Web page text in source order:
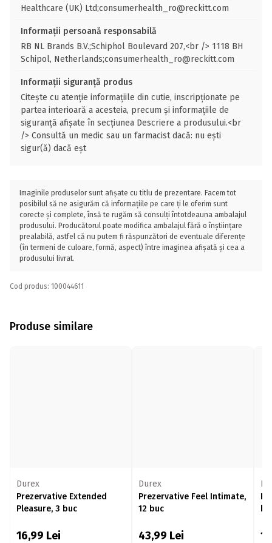
Healthcare (UK) Ltd;consumerhealth_ro@reckitt.com
Informații persoană responsabilă
RB NL Brands B.V.;Schiphol Boulevard 207,<br /> 1118 BH
Schipol, Netherlands;consumerhealth_ro@reckitt.com
Informații siguranță produs
Citește cu atenție informațiile din cutie, inscripționate pe
partea interioară a acesteia, precum și informațiile de
siguranță afișate în secțiunea Descriere a produsului.<br
/> Consultă un medic sau un farmacist dacă: nu ești
sigur(ă) dacă eșt
Imaginile produselor sunt afișate cu titlu de prezentare. Facem tot
posibilul să ne asigurăm că informațiile pe care ți le oferim sunt
corecte și complete, însă te rugăm să consulți întotdeauna ambalajul
produsului. Producătorul poate modifica ambalajul fără o înștiințare
prealabilă, astfel că nu putem fi răspunzători de eventuale diferențe
(în termeni de culoare, formă, aspect) între imaginea afișată și cea a
produsului livrat.
Cod produs: 100044611
Produse similare
Durex
Prezervative Extended
Pleasure, 3 buc
16,99 Lei
Durex
Prezervative Feel Intimate,
12 buc
43,99 Lei